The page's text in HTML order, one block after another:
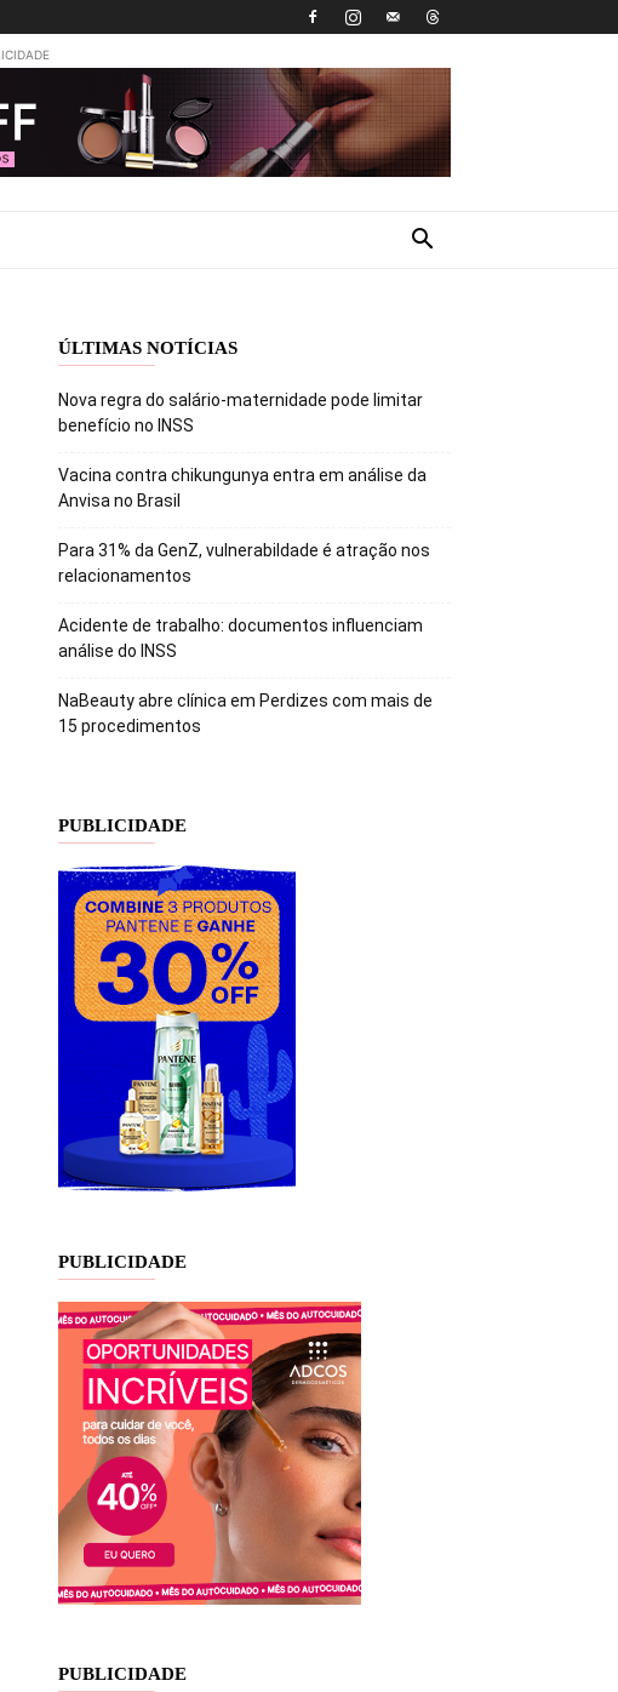
ÚLTIMAS NOTÍCIAS
Nova regra do salário-maternidade pode limitar
benefício no INSS
Vacina contra chikungunya entra em análise da
Anvisa no Brasil
Para 31% da GenZ, vulnerabildade é atração nos
relacionamentos
Acidente de trabalho: documentos influenciam
análise do INSS
NaBeauty abre clínica em Perdizes com mais de
15 procedimentos
PUBLICIDADE
PUBLICIDADE
PUBLICIDADE